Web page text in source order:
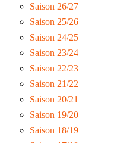
Saison 26/27
Saison 25/26
Saison 24/25
Saison 23/24
Saison 22/23
Saison 21/22
Saison 20/21
Saison 19/20
Saison 18/19